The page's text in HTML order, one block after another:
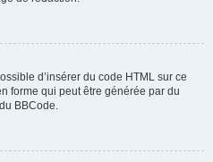
d’insérer du code HTML sur ce
forme qui peut être générée par du
BBCode.